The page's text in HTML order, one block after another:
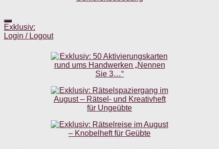
Exklusiv:
Login / Logout